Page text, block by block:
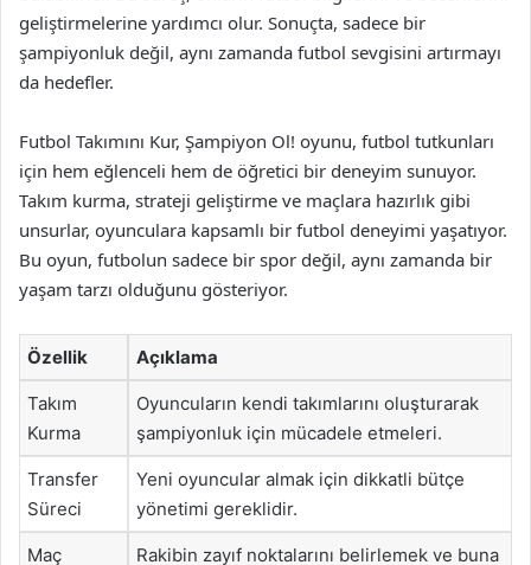
geliştirmelerine yardımcı olur. Sonuçta, sadece bir
şampiyonluk değil, aynı zamanda futbol sevgisini artırmayı
da hedefler.
Futbol Takımını Kur, Şampiyon Ol! oyunu, futbol tutkunları
için hem eğlenceli hem de öğretici bir deneyim sunuyor.
Takım kurma, strateji geliştirme ve maçlara hazırlık gibi
unsurlar, oyunculara kapsamlı bir futbol deneyimi yaşatıyor.
Bu oyun, futbolun sadece bir spor değil, aynı zamanda bir
yaşam tarzı olduğunu gösteriyor.
Özellik Açıklama
Takım
Kurma
Oyuncuların kendi takımlarını oluşturarak
şampiyonluk için mücadele etmeleri.
Transfer
Süreci
Yeni oyuncular almak için dikkatli bütçe
yönetimi gereklidir.
Maç
Rakibin zayıf noktalarını belirlemek ve buna